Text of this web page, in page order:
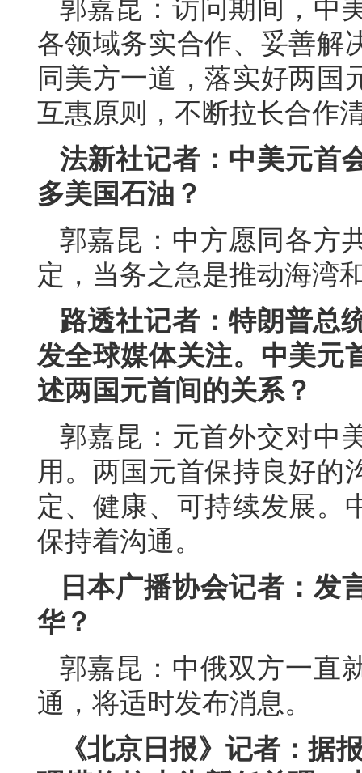
郭嘉昆：访问期间，中
各领域务实合作、妥善解
同美方一道，落实好两国
互惠原则，不断拉长合作
法新社记者：中美元首
多美国石油？
郭嘉昆：中方愿同各方
定，当务之急是推动海湾
路透社记者：特朗普总
发全球媒体关注。中美元
述两国元首间的关系？
郭嘉昆：元首外交对中
用。两国元首保持良好的
定、健康、可持续发展。
保持着沟通。
日本广播协会记者：发
华？
郭嘉昆：中俄双方一直
通，将适时发布消息。
《北京日报》记者：据